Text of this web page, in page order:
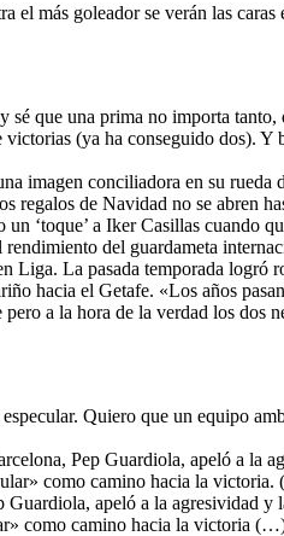
el más goleador se verán las
sé que una prima no importa
(ya ha conseguido dos). Y
imagen conciliadora en su
regalos de Navidad no se abren
un ‘toque’ a Iker Casillas cuando
del guardameta
Liga. La pasada temporada
hacia el Getafe. «Los años
a la hora de la verdad los dos
Quiero que un equipo
Pep Guardiola, apeló a la
como camino hacia la
Guardiola, apeló a la agresividad
como camino hacia la victoria